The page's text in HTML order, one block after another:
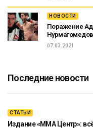
НОВОСТИ
Поражение
07.03.2021
Последние новости
СТАТЬИ
Издание «ММА Центр»: